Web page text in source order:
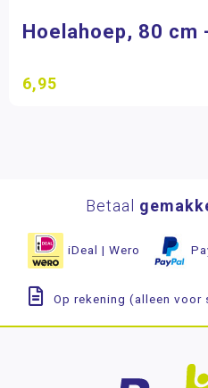
Hoelahoep, 80 cm
6,95
Betaal
iDeal | Wero
Op rekening (alleen